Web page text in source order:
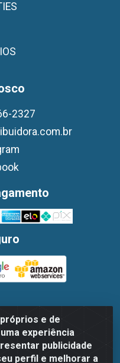
e de
experiência
publicidade
perfil e melhorar a
2327
LTDA - Avenida
1048- Imbiribeira,
30.779.584/0003-78